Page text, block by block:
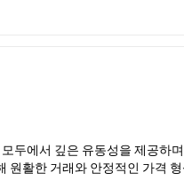
두에서 깊은 유동성을 제공하
원활한 거래와 안정적인 가격